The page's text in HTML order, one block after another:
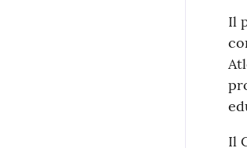
Il
Il